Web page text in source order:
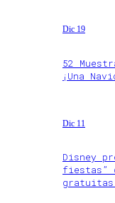
Dic 19
52
¡Una
Dic 11
Disney
fiestas”